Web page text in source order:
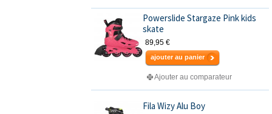
Powerslide Stargaze Pink kids
skate
89,95 €
ajouter au panier
Ajouter au comparateur
Fila Wizy Alu Boy